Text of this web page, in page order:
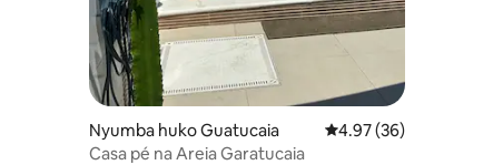
Nyumba huko Guatucaia Ukadiriaji wa wastani
4.97 (36)
Casa pé na Areia Garatucaia